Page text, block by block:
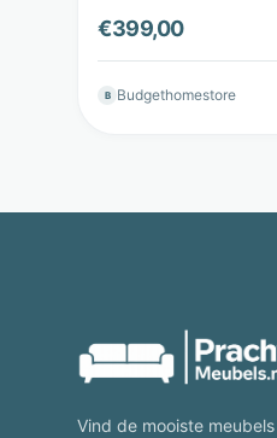
Home Store
€399,00
B Budgethomestore
Vind de mooiste